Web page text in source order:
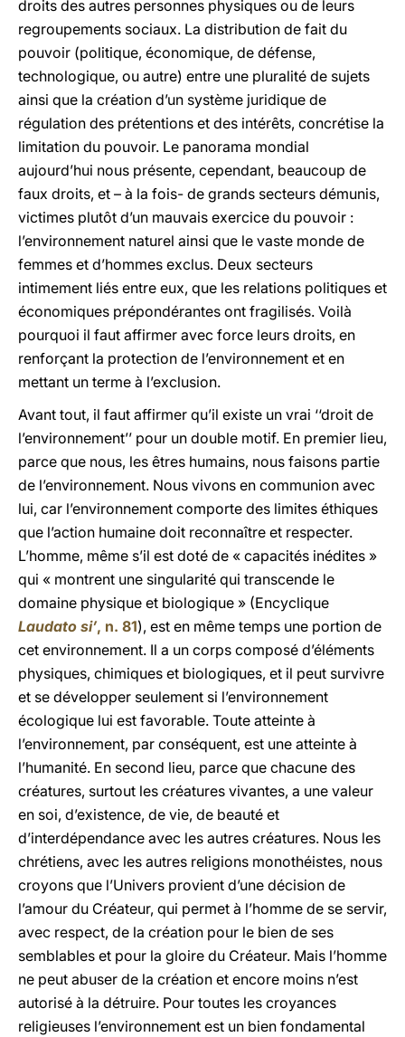
droits des autres personnes physiques ou de leurs
regroupements sociaux. La distribution de fait du
pouvoir (politique, économique, de défense,
technologique, ou autre) entre une pluralité de sujets
ainsi que la création d’un système juridique de
régulation des prétentions et des intérêts, concrétise la
limitation du pouvoir. Le panorama mondial
aujourd’hui nous présente, cependant, beaucoup de
faux droits, et – à la fois- de grands secteurs démunis,
victimes plutôt d’un mauvais exercice du pouvoir :
l’environnement naturel ainsi que le vaste monde de
femmes et d’hommes exclus. Deux secteurs
intimement liés entre eux, que les relations politiques et
économiques prépondérantes ont fragilisés. Voilà
pourquoi il faut affirmer avec force leurs droits, en
renforçant la protection de l’environnement et en
mettant un terme à l’exclusion.
Avant tout, il faut affirmer qu’il existe un vrai ‘‘droit de
l’environnement’’ pour un double motif. En premier lieu,
parce que nous, les êtres humains, nous faisons partie
de l’environnement. Nous vivons en communion avec
lui, car l’environnement comporte des limites éthiques
que l’action humaine doit reconnaître et respecter.
L’homme, même s’il est doté de « capacités inédites »
qui « montrent une singularité qui transcende le
domaine physique et biologique » (Encyclique
Laudato si’, n. 81), est en même temps une portion de
cet environnement. Il a un corps composé d’éléments
physiques, chimiques et biologiques, et il peut survivre
et se développer seulement si l’environnement
écologique lui est favorable. Toute atteinte à
l’environnement, par conséquent, est une atteinte à
l’humanité. En second lieu, parce que chacune des
créatures, surtout les créatures vivantes, a une valeur
en soi, d’existence, de vie, de beauté et
d’interdépendance avec les autres créatures. Nous les
chrétiens, avec les autres religions monothéistes, nous
croyons que l’Univers provient d’une décision de
l’amour du Créateur, qui permet à l’homme de se servir,
avec respect, de la création pour le bien de ses
semblables et pour la gloire du Créateur. Mais l’homme
ne peut abuser de la création et encore moins n’est
autorisé à la détruire. Pour toutes les croyances
religieuses l’environnement est un bien fondamental